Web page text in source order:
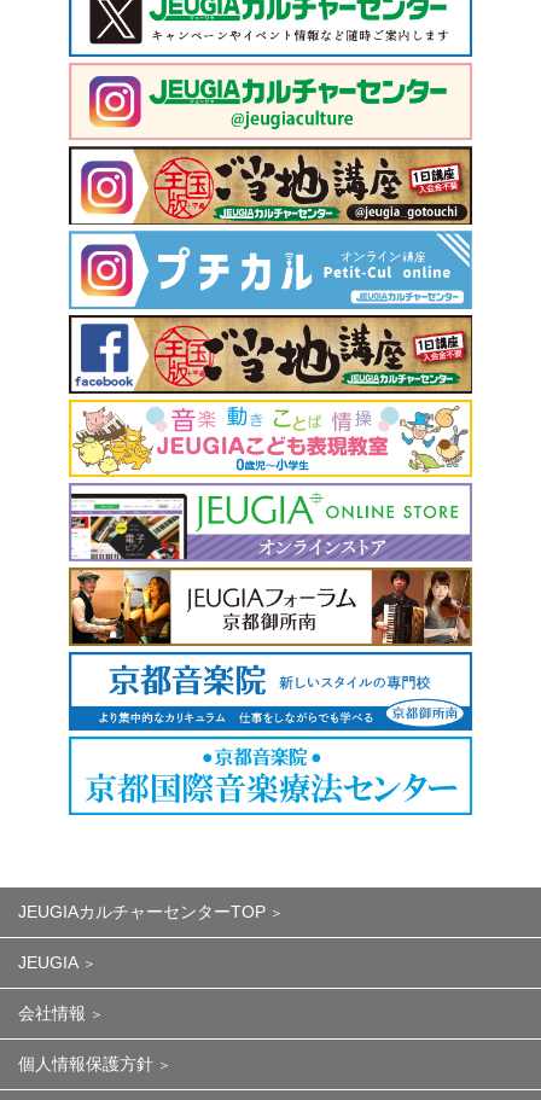
JEUGIAカルチャーセンターTOP
JEUGIA
会社情報
個人情報保護方針